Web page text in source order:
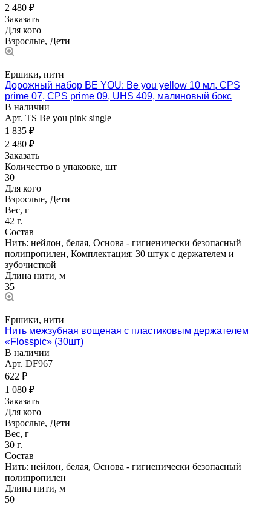
2 480 ₽
Заказать
Для кого
Взрослые, Дети
Ершики, нити
Дорожный набор BE YOU: Be you yellow 10 мл, CPS
prime 07, CPS prime 09, UHS 409, малиновый бокс
В наличии
Арт. TS Be you pink single
1 835 ₽
2 480 ₽
Заказать
Количество в упаковке, шт
30
Для кого
Взрослые, Дети
Вес, г
42 г.
Состав
Нить: нейлон, белая, Основа - гигиенически безопасный
полипропилен, Комплектация: 30 штук с держателем и
зубочисткой
Длина нити, м
35
Ершики, нити
Нить межзубная вощеная с пластиковым держателем
«Flosspic» (30шт)
В наличии
Арт. DF967
622 ₽
1 080 ₽
Заказать
Для кого
Взрослые, Дети
Вес, г
30 г.
Состав
Нить: нейлон, белая, Основа - гигиенически безопасный
полипропилен
Длина нити, м
50